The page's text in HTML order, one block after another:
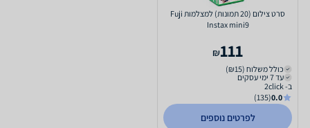
סרט צילום (20 תמונות) למצלמות Fuji
Instax mini9
111
₪
כולל משלוח (₪15)
עד 7 ימי עסקים
ב- 2click
0.0
(135)
לפרטים נוספים